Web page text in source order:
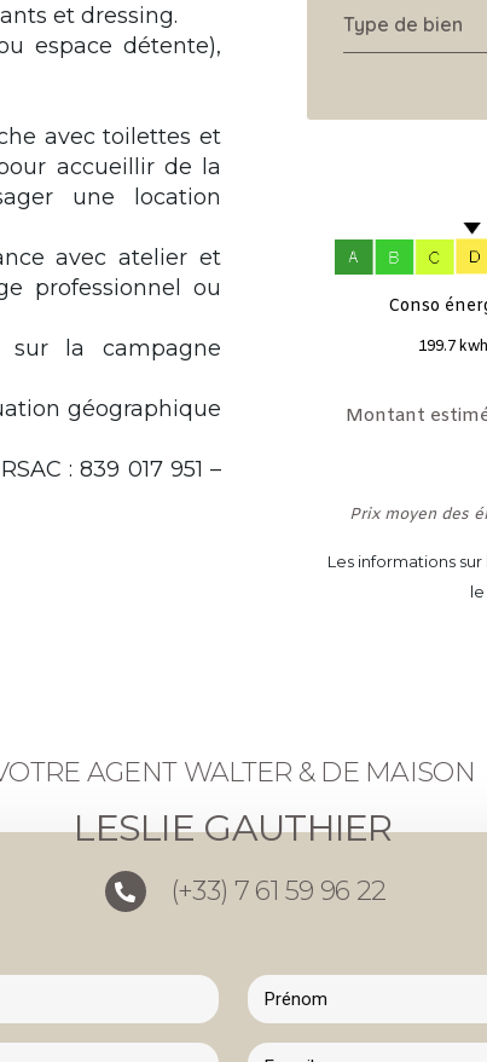
et dressing.
espace détente),
avec toilettes et
accueillir de la
une location
avec atelier et
professionnel ou
la campagne
géographique
: 839 017 951 –
Type de bien
Conso
199.7
Montant
Prix moyen des
Les informations
AGENT WALTER & DE MAISON
LESLIE GAUTHIER
(+33) 7 61 59 96 22